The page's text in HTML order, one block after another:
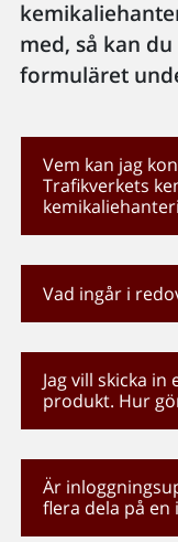
med, så kan
formuläret
Vem kan jag
Trafikverkets
Vad ingår i
Jag vill skicka
produkt. Hur
Är
flera dela på en